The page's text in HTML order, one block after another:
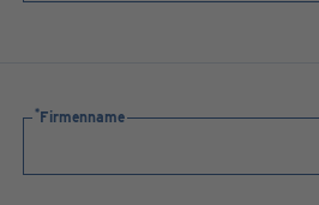
Firmenname